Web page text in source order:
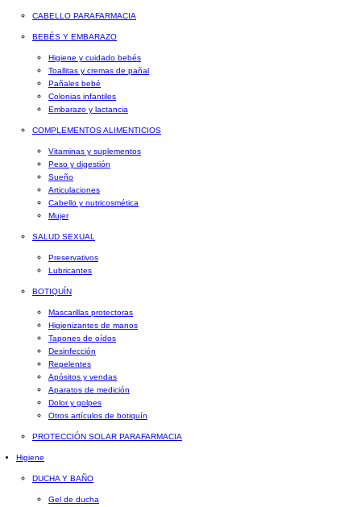
CABELLO PARAFARMACIA
BEBÉS Y EMBARAZO
Higiene y cuidado bebés
Toallitas y cremas de pañal
Pañales bebé
Colonias infantiles
Embarazo y lactancia
COMPLEMENTOS ALIMENTICIOS
Vitaminas y suplementos
Peso y digestión
Sueño
Articulaciones
Cabello y nutricosmética
Mujer
SALUD SEXUAL
Preservativos
Lubricantes
BOTIQUÍN
Mascarillas protectoras
Higienizantes de manos
Tapones de oídos
Desinfección
Repelentes
Apósitos y vendas
Aparatos de medición
Dolor y golpes
Otros artículos de botiquín
PROTECCIÓN SOLAR PARAFARMACIA
Higiene
DUCHA Y BAÑO
Gel de ducha